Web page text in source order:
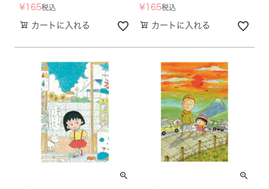
¥ 165税込
カートに入れる
¥ 165税込
カートに入れる